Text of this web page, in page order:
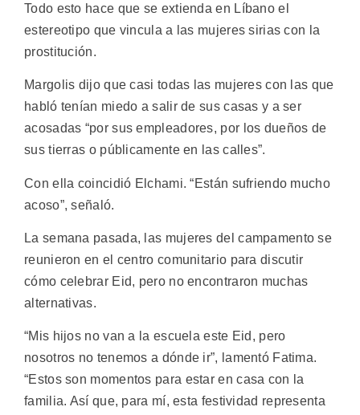
Todo esto hace que se extienda en Líbano el
estereotipo que vincula a las mujeres sirias con la
prostitución.
Margolis dijo que casi todas las mujeres con las que
habló tenían miedo a salir de sus casas y a ser
acosadas “por sus empleadores, por los dueños de
sus tierras o públicamente en las calles”.
Con ella coincidió Elchami. “Están sufriendo mucho
acoso”, señaló.
La semana pasada, las mujeres del campamento se
reunieron en el centro comunitario para discutir
cómo celebrar Eid, pero no encontraron muchas
alternativas.
“Mis hijos no van a la escuela este Eid, pero
nosotros no tenemos a dónde ir”, lamentó Fatima.
“Estos son momentos para estar en casa con la
familia. Así que, para mí, esta festividad representa